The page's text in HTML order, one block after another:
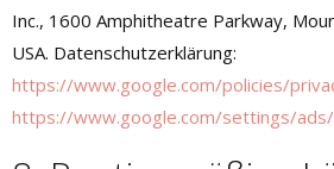
Inc., 1600 Amphitheatre Parkway,
USA. Datenschutzerklärung:
https://www.google.com/policies/
https://www.google.com/settings/ads/